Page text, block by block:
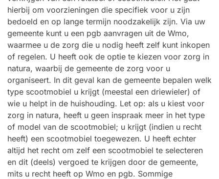
hierbij om voorzieningen die specifiek voor u zijn
bedoeld en op lange termijn noodzakelijk zijn. Via uw
gemeente kunt u een pgb aanvragen uit de Wmo,
waarmee u de zorg die u nodig heeft zelf kunt inkopen
of regelen. U heeft ook de optie te kiezen voor zorg in
natura, waarbij de gemeente de zorg voor u
organiseert. In dit geval kan de gemeente bepalen welk
type scootmobiel u krijgt (meestal een driewieler) of
wie u helpt in de huishouding. Let op: als u kiest voor
zorg in natura, heeft u geen inspraak meer in het type
of model van de scootmobiel; u krijgt (indien u recht
heeft) een scootmobiel toegewezen. U heeft echter
altijd het recht om zelf een scootmobiel te selecteren
en dit (deels) vergoed te krijgen door de gemeente,
mits u recht heeft op Wmo en pgb. Sommige